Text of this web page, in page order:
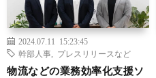
2024.07.11 15:23:45
幹部人事
プレスリリースなど
物流などの業務効率化支援ソ